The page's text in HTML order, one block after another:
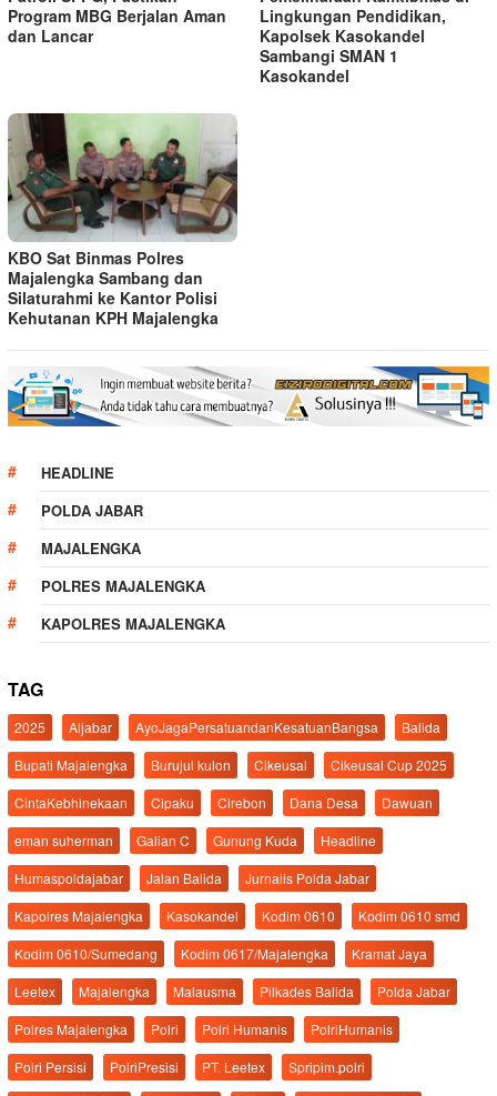
Program MBG Berjalan Aman
dan Lancar
Lingkungan Pendidikan,
Kapolsek Kasokandel
Sambangi SMAN 1
Kasokandel
KBO Sat Binmas Polres
Majalengka Sambang dan
Silaturahmi ke Kantor Polisi
Kehutanan KPH Majalengka
HEADLINE
POLDA JABAR
MAJALENGKA
POLRES MAJALENGKA
KAPOLRES MAJALENGKA
TAG
2025 Aljabar AyoJagaPersatuandanKesatuanBangsa
Balida
Bupati Majalengka
Burujul kulon Cikeusal
Cikeusal Cup 2025
CintaKebhinekaan
Cipaku Cirebon Dana Desa
Dawuan
eman suherman
Galian C Gunung Kuda
Headline
Humaspoldajabar
Jalan Balida
Jurnalis Polda Jabar
Kapolres Majalengka
Kasokandel Kodim 0610
Kodim 0610 smd
Kodim 0610/Sumedang
Kodim 0617/Majalengka
Kramat Jaya
Leetex
Majalengka Malausma Pilkades Balida
Polda Jabar
Polres Majalengka
Polri Polri Humanis
PolriHumanis
Polri Persisi
PolriPresisi PT. Leetex
Spripim.polri